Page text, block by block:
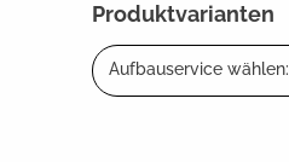
Produktvarianten
Aufbauservice wählen: